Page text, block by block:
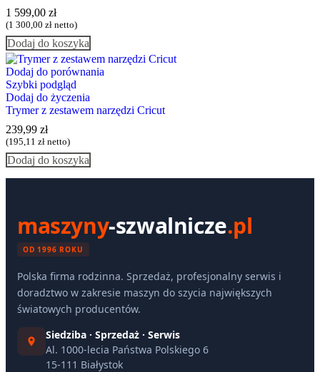
1 599,00 zł
(1 300,00 zł netto)
Dodaj do koszyka
Dodaj do porównania
Szybki podgląd
Dodaj do życzenia
Trymer z zestawem narzędzi Cricut
239,99 zł
(195,11 zł netto)
Dodaj do koszyka
maszyny-szwalnicze.pl
OD 1996 ROKU
Polska firma rodzinna. Sprzedaż, profesjonalny serwis i
doradztwo w zakresie maszyn do szycia największych
światowych producentów.
Siedziba · Sprzedaż · Serwis
Al. 1000-lecia Państwa Polskiego 6
15-111 Białystok